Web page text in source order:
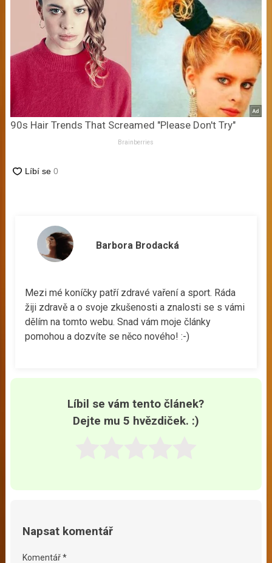
90s Hair Trends That Screamed "Please Don't Try"
Brainberries
Barbora Brodacká
Mezi mé koníčky patří zdravé vaření a sport. Ráda
žiji zdravě a o svoje zkušenosti a znalosti se s vámi
dělím na tomto webu. Snad vám moje články
pomohou a dozvíte se něco nového! :-)
Líbil se vám tento článek?
Dejte mu 5 hvězdiček. :)
Napsat komentář
Komentář *